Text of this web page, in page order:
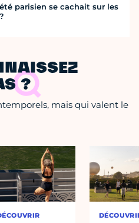
parisien se cachait sur les
?
mais qui valent le